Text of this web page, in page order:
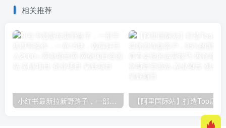
相关推荐
小红书最新拉新野路子，一部手机即可操作，一单15块，做得好日入2000+